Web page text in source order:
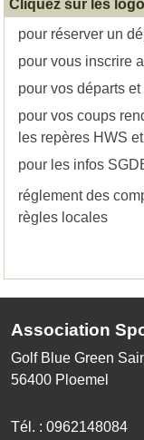
Cliquez sur les
pour réserver un
pour vous inscrire
pour vos départs
pour vos coups
les repères HWS
pour les infos
réglement des
règles locales
Association
Golf Blue Green
56400 Ploemel
Tél. : 0962148084